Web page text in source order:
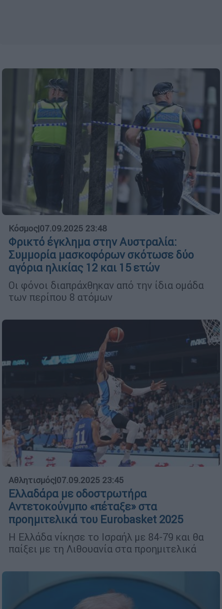
Κόσμος|07.09.2025 23:48
Φρικτό έγκλημα στην Αυστραλία:
Συμμορία μασκοφόρων σκότωσε δύο
αγόρια ηλικίας 12 και 15 ετών
Οι φόνοι διαπράχθηκαν από την ίδια ομάδα
των περίπου 8 ατόμων
Αθλητισμός|07.09.2025 23:45
Ελλαδάρα με οδοστρωτήρα
Αντετοκούνμπο «πέταξε» στα
προημιτελικά του Eurobasket 2025
Η Ελλάδα νίκησε το Ισραήλ με 84-79 και θα
παίξει με τη Λιθουανία στα προημιτελικά